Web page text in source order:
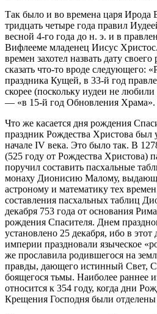
Так было и во времена царя Ирода
тридцать четыре года правил
весной 4-го года до н. э. и в
Вифлееме младенец Иисус
времен захотел назвать дату
сказать что-то вроде следующего:
праздника Кущей, в 33-й год
скорее (поскольку иудеи не
— «в 15-й год Обновления Храма».
Что же касается дня рождения
праздник Рождества Христова был
начале IV века. Это было так. В
(525 году от Рождества Христова)
поручил составить пасхальные
монаху Дионисию Малому,
астроному и математику тех
составления пасхальных таблиц
декабря 753 года от основания
рождения Спасителя. Днем
установлено 25 декабря, ибо в
империи праздновали языческое
же прославила родившегося на
правды, дающего истинный Свет,
боящегося тьмы. Наиболее раннее
относится к 354 году, когда дни
Крещения Господня были отделены